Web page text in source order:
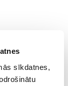
sīkdatnes,
izlaistiem